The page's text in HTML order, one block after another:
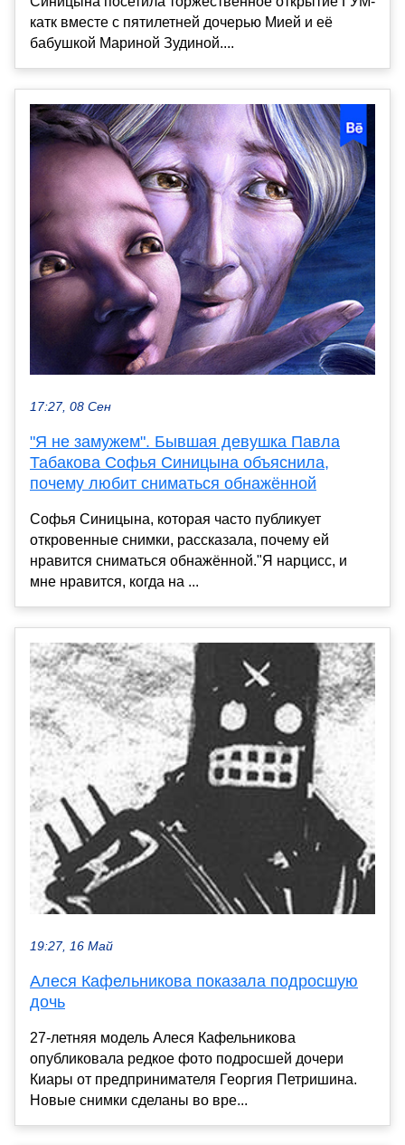
катк вместе с пятилетней дочерью Мией и её
бабушкой Мариной Зудиной....
17:27, 08 Сен
"Я не замужем". Бывшая девушка Павла
Табакова Софья Синицына объяснила,
почему любит сниматься обнажённой
Софья Синицына, которая часто публикует
откровенные снимки, рассказала, почему ей
нравится сниматься обнажённой."Я нарцисс, и
мне нравится, когда на ...
19:27, 16 Май
Алеся Кафельникова показала подросшую
дочь
27-летняя модель Алеся Кафельникова
опубликовала редкое фото подросшей дочери
Киары от предпринимателя Георгия Петришина.
Новые снимки сделаны во вре...